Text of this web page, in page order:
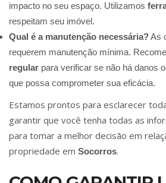
impacto no seu espaço. Utilizamos
respeitam seu imóvel.
Qual é a manutenção necessária?As
requerem manutenção mínima.
regular para verificar se não há danos
que possa comprometer sua eficácia.
Estamos prontos para esclarecer
garantir que você tenha todas as
para tomar a melhor decisão em
propriedade em Socorros.